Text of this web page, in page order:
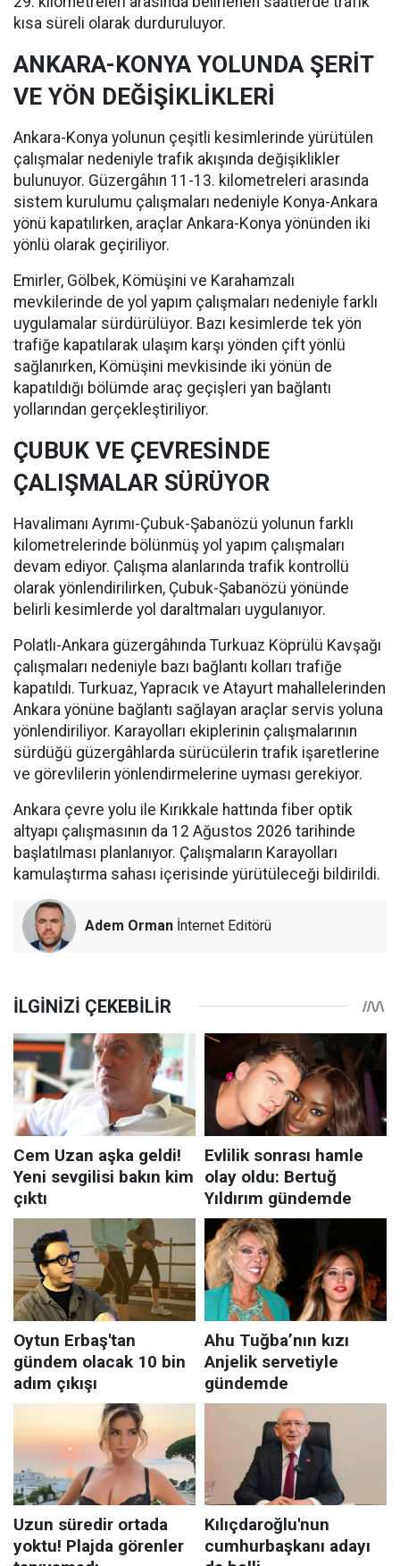
kısa süreli olarak durduruluyor.
ANKARA-KONYA YOLUNDA ŞERİT
VE YÖN DEĞİŞİKLİKLERİ
Ankara-Konya yolunun çeşitli kesimlerinde yürütülen
çalışmalar nedeniyle trafik akışında değişiklikler
bulunuyor. Güzergâhın 11-13. kilometreleri arasında
sistem kurulumu çalışmaları nedeniyle Konya-Ankara
yönü kapatılırken, araçlar Ankara-Konya yönünden iki
yönlü olarak geçiriliyor.
Emirler, Gölbek, Kömüşini ve Karahamzalı
mevkilerinde de yol yapım çalışmaları nedeniyle farklı
uygulamalar sürdürülüyor. Bazı kesimlerde tek yön
trafiğe kapatılarak ulaşım karşı yönden çift yönlü
sağlanırken, Kömüşini mevkisinde iki yönün de
kapatıldığı bölümde araç geçişleri yan bağlantı
yollarından gerçekleştiriliyor.
ÇUBUK VE ÇEVRESİNDE
ÇALIŞMALAR SÜRÜYOR
Havalimanı Ayrımı-Çubuk-Şabanözü yolunun farklı
kilometrelerinde bölünmüş yol yapım çalışmaları
devam ediyor. Çalışma alanlarında trafik kontrollü
olarak yönlendirilirken, Çubuk-Şabanözü yönünde
belirli kesimlerde yol daraltmaları uygulanıyor.
Polatlı-Ankara güzergâhında Turkuaz Köprülü Kavşağı
çalışmaları nedeniyle bazı bağlantı kolları trafiğe
kapatıldı. Turkuaz, Yapracık ve Atayurt mahallelerinden
Ankara yönüne bağlantı sağlayan araçlar servis yoluna
yönlendiriliyor. Karayolları ekiplerinin çalışmalarının
sürdüğü güzergâhlarda sürücülerin trafik işaretlerine
ve görevlilerin yönlendirmelerine uyması gerekiyor.
Ankara çevre yolu ile Kırıkkale hattında fiber optik
altyapı çalışmasının da 12 Ağustos 2026 tarihinde
başlatılması planlanıyor. Çalışmaların Karayolları
kamulaştırma sahası içerisinde yürütüleceği bildirildi.
Adem Orman İnternet Editörü